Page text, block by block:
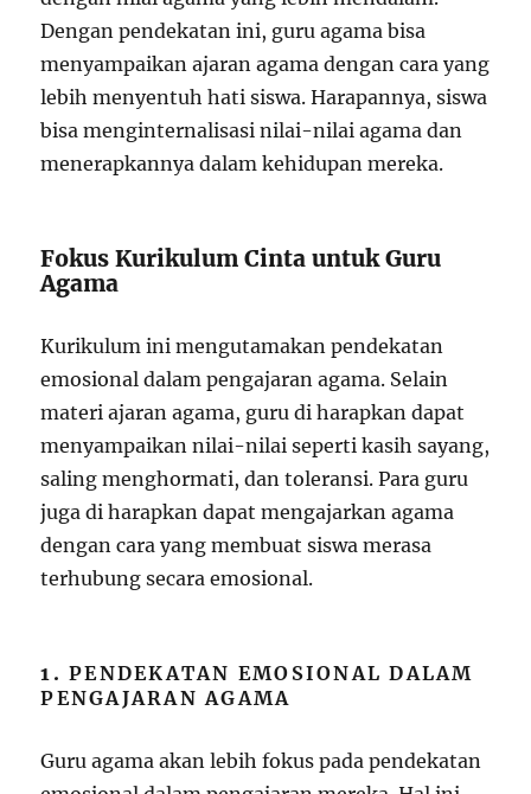
Dengan pendekatan ini, guru agama bisa
menyampaikan ajaran agama dengan cara yang
lebih menyentuh hati siswa. Harapannya, siswa
bisa menginternalisasi nilai-nilai agama dan
menerapkannya dalam kehidupan mereka.
Fokus Kurikulum Cinta untuk Guru
Agama
Kurikulum ini mengutamakan pendekatan
emosional dalam pengajaran agama. Selain
materi ajaran agama, guru di harapkan dapat
menyampaikan nilai-nilai seperti kasih sayang,
saling menghormati, dan toleransi. Para guru
juga di harapkan dapat mengajarkan agama
dengan cara yang membuat siswa merasa
terhubung secara emosional.
1.PENDEKATAN EMOSIONAL DALAM
PENGAJARAN AGAMA
Guru agama akan lebih fokus pada pendekatan